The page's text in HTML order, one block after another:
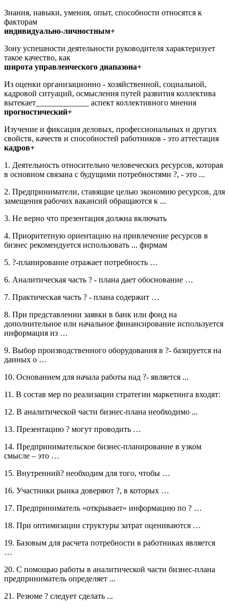
Знания, навыки, умения, опыт, способности относятся к
факторам
индивидуально-личностным+
Зону успешности деятельности руководителя характеризует
такое качество, как
широта управленческого диапазона+
Из оценки организационно - хозяйственной, социальной,
кадровой ситуаций, осмысления путей развития коллектива
вытекает_____________ аспект коллективного мнения
прогностический+
Изучение и фиксация деловых, профессиональных и других
свойств, качеств и способностей работников - это аттестация
кадров+
1. Деятельность относительно человеческих ресурсов, которая
в основном связана с будущими потребностями ?, - это ...
2. Предприниматели, ставящие целью экономию ресурсов, для
замещения рабочих вакансий обращаются к ...
3. Не верно что презентация должна включать
4. Приоритетную ориентацию на привлечение ресурсов в
бизнес рекомендуется использовать ... фирмам
5. ?-планирование отражает потребность …
6. Аналитическая часть ? - плана дает обоснование …
7. Практическая часть ? - плана содержит …
8. При представлении заявки в банк или фонд на
дополнительное или начальное финансирование используется
информация из …
9. Выбор производственного оборудования в ?- базируется на
данных о …
10. Основанием для начала работы над ?- является ...
11. В состав мер по реализации стратегии маркетинга входят:
12. В аналитической части бизнес-плана необходимо ...
13. Презентацию ? могут проводить …
14. Предпринимательское бизнес-планирование в узком
смысле – это …
15. Внутренний? необходим для того, чтобы …
16. Участники рынка доверяют ?, в которых …
17. Предприниматель «открывает» информацию по ? …
18. При оптимизации структуры затрат оцениваются …
19. Базовым для расчета потребности в работниках является
…
20. С помощью работы в аналитической части бизнес-плана
предприниматель определяет ...
21. Резюме ? следует сделать ...